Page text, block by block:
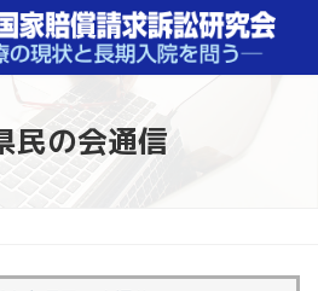
民の会通信